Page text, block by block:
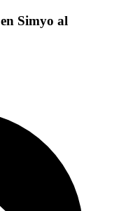
en Simyo al